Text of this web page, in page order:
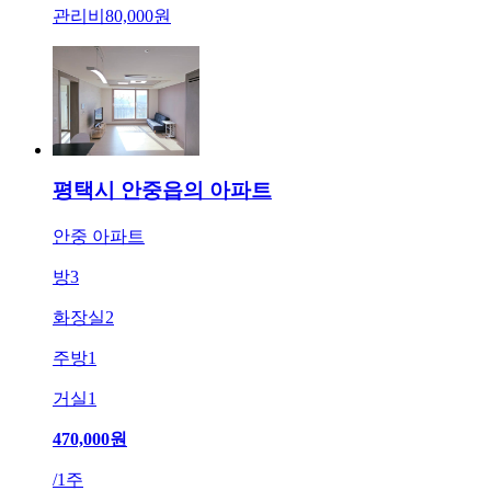
관리비 80,000원
평택시 안중읍의 아파트
안중 아파트
방3
화장실2
주방1
거실1
470,000원
/1주